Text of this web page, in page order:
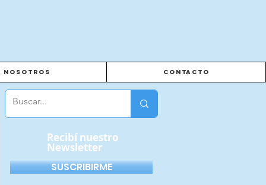
Nosotros Contacto
Recibí nuestro
Newsletter
SUSCRIBIRME